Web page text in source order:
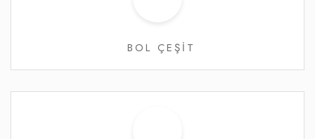
BOL ÇEŞİT